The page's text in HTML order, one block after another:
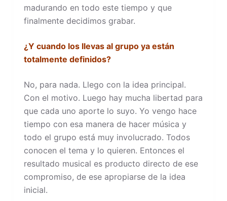
madurando en todo este tiempo y que
finalmente decidimos grabar.
¿Y cuando los llevas al grupo ya están
totalmente definidos?
No, para nada. Llego con la idea principal.
Con el motivo. Luego hay mucha libertad para
que cada uno aporte lo suyo. Yo vengo hace
tiempo con esa manera de hacer música y
todo el grupo está muy involucrado. Todos
conocen el tema y lo quieren. Entonces el
resultado musical es producto directo de ese
compromiso, de ese apropiarse de la idea
inicial.